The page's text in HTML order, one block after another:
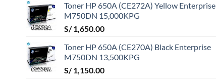
Toner HP 650A (CE272A) Yellow Enterprise
M750DN 15,000KPG
S/1,650.00
Toner HP 650A (CE270A) Black Enterprise
M750DN 13,500KPG
S/1,150.00